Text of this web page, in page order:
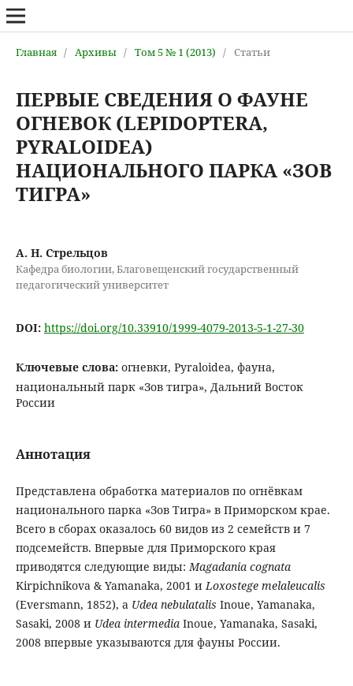
Главная / Архивы / Том 5 № 1 (2013) / Статьи
ПЕРВЫЕ СВЕДЕНИЯ О ФАУНЕ
ОГНЕВОК (LEPIDOPTERA,
PYRALOIDEA)
НАЦИОНАЛЬНОГО ПАРКА «ЗОВ
ТИГРА»
А. Н. Стрельцов
Кафедра биологии, Благовещенский государственный
педагогический университет
DOI: https://doi.org/10.33910/1999-4079-2013-5-1-27-30
Ключевые слова: огневки, Pyraloidea, фауна,
национальный парк «Зов тигра», Дальний Восток
России
Аннотация
Представлена обработка материалов по огнёвкам
национального парка «Зов Тигра» в Приморском крае.
Всего в сборах оказалось 60 видов из 2 семейств и 7
подсемейств. Впервые для Приморского края
приводятся следующие виды:Magadania cognata
Kirpichnikova & Yamanaka, 2001 иLoxostege melaleucalis
(Eversmann, 1852), а Udea nebulatalis Inoue, Yamanaka,
Sasaki, 2008 и Udea intermedia Inoue, Yamanaka, Sasaki,
2008 впервые указываются для фауны России.